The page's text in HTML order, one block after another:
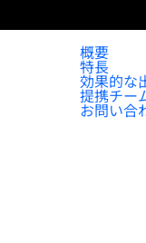
概要
特長
効果的な
提携チー
お問い合